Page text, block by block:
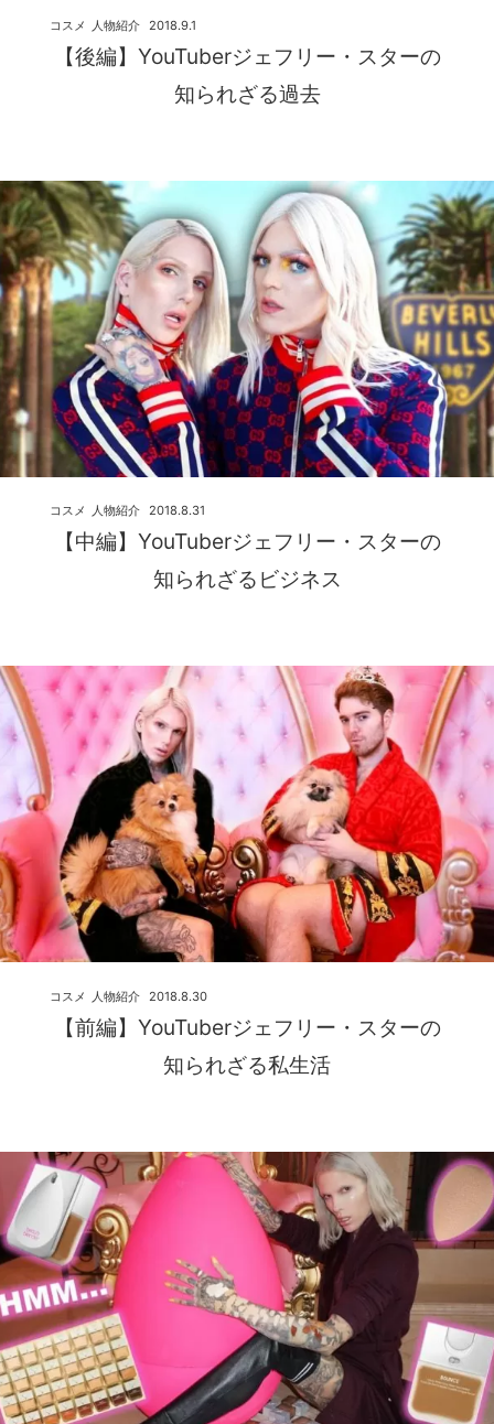
【後編】YouTuberジェフリー・スターの
知られざる過去
2018.9.1
コスメ 人物紹介
【中編】YouTuberジェフリー・スターの
知られざるビジネス
2018.8.31
コスメ 人物紹介
【前編】YouTuberジェフリー・スターの
知られざる私生活
2018.8.30
コスメ 人物紹介